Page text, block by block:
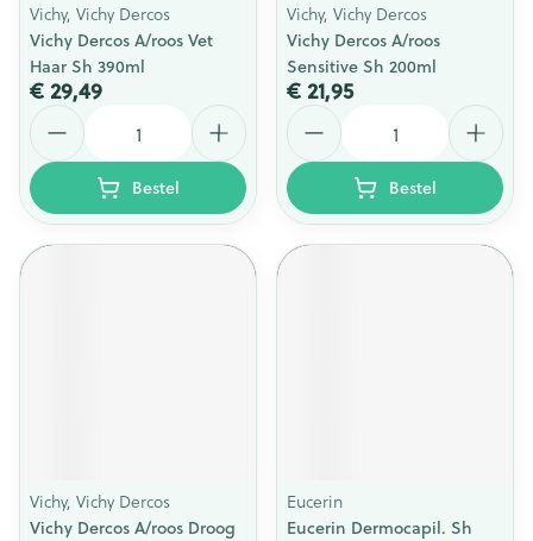
Vichy, Vichy Dercos
Vichy Dercos A/roos Vet
Haar Sh 390ml
€ 29,49
Bestel
Vichy, Vichy Dercos
Vichy Dercos A/roos
Sensitive Sh 200ml
€ 21,95
Aantal
Bestel
Vichy, Vichy Dercos
Vichy Dercos A/roos Droog
Eucerin
Eucerin Dermocapil. Sh